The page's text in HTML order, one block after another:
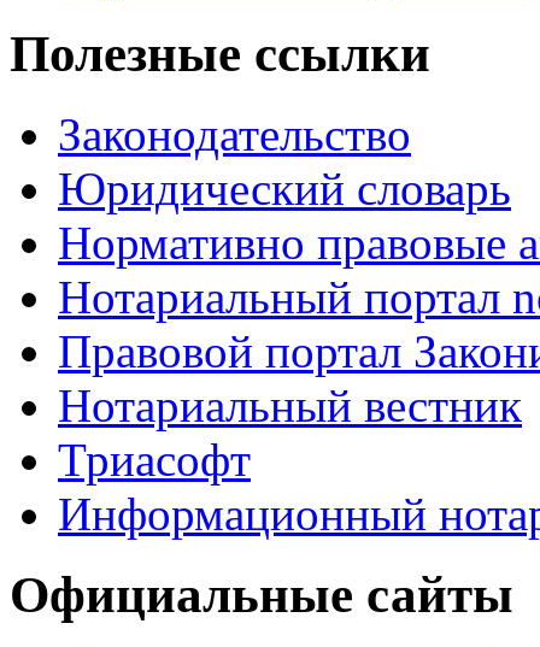
Полезные ссылки
Законодательство
Юридический словарь
Нормативно правовые
Нотариальный портал
Правовой портал
Нотариальный вестник
Триасофт
Информационный
Официальные сайты